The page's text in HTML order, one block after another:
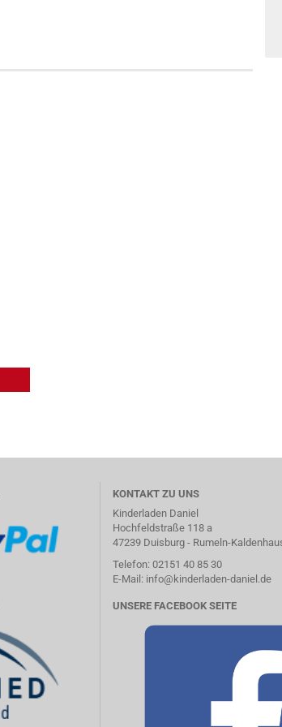
KONTAKT ZU UNS
Kinderladen Daniel
Hochfeldstraße 118 a
47239 Duisburg - Rumeln-
Telefon: 02151 40 85 30
E-Mail: info@kinder laden-daniel .de
UNSERE FACEBOOK SEITE